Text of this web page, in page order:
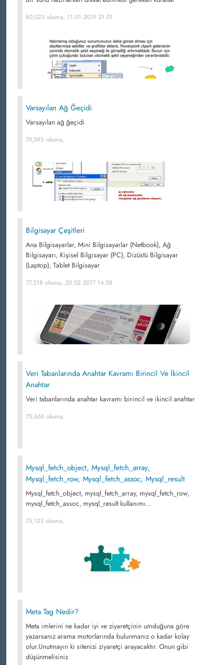
80,023 okuma, 11.01.2019 21:01
Varsayılan Ağ Ğeçidi
Varsayılan ağ ğeçidi
79,593 okuma,
Bilgisayar Çeşitleri
Ana Bilgisayarlar, Mini Bilgisayarlar (Netbook), Ağ
Bilgisayarı, Kişisel Bilgisayar (PC), Dizüstü Bilgisayar
(Laptop), Tablet Bilgisayar
77,218 okuma, 20.02.2017 14:58
Veri Tabanlarında Anahtar Kavramı Birincil Ve İkincil
Anahtar
Veri tabanlarında anahtar kavramı birincil ve ikincil anahtar
75,668 okuma,
Mysql_fetch_object, Mysql_fetch_array,
Mysql_fetch_row, Mysql_fetch_assoc, Mysql_result
Mysql_fetch_object, mysql_fetch_array, mysql_fetch_row,
mysql_fetch_assoc, mysql_result kullanımı...
75,123 okuma,
Meta Tag Nedir?
Meta imlerini ne kadar iyi ve ziyaretçinin umduğuna göre
yazarsanız arama motorlarında bulunmanız o kadar kolay
olur.Unutmayın ki sitenizi ziyaretçi arayacaktır. Onun gibi
düşünmelisiniz